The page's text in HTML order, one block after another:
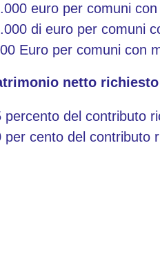
euro per comuni
di euro per comuni
Euro per comuni con
netto
percento del contributo
per cento del contributo